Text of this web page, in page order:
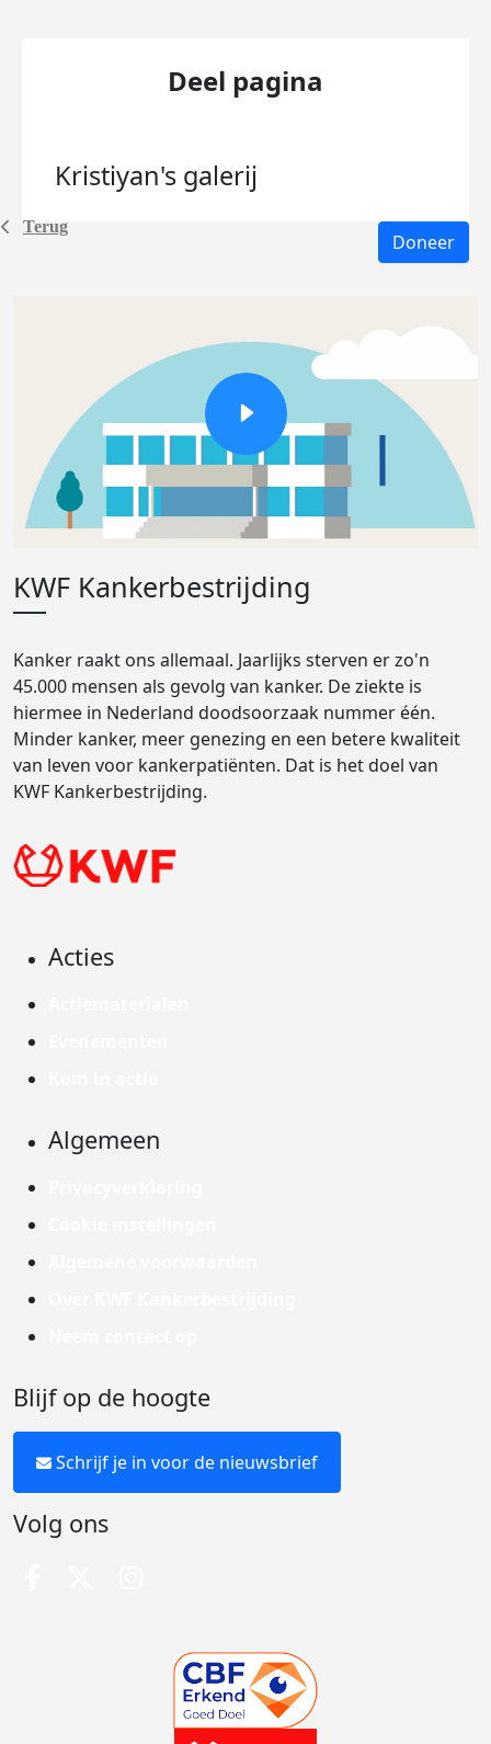
Terug
Deel pagina
Kristiyan's galerij
Doneer
KWF Kankerbestrijding
Kanker raakt ons allemaal. Jaarlijks sterven er zo'n
45.000 mensen als gevolg van kanker. De ziekte is
hiermee in Nederland doodsoorzaak nummer één.
Minder kanker, meer genezing en een betere kwaliteit
van leven voor kankerpatiënten. Dat is het doel van
KWF Kankerbestrijding.
Acties
Algemeen
Blijf op de hoogte
Schrijf je in voor de nieuwsbrief
Volg ons